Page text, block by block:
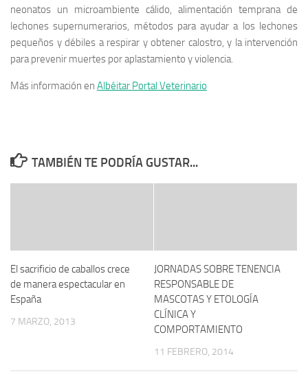
neonatos un microambiente cálido, alimentación temprana de
lechones supernumerarios, métodos para ayudar a los lechones
pequeños y débiles a respirar y obtener calostro, y la intervención
para prevenir muertes por aplastamiento y violencia.
Más información en Albéitar Portal Veterinario
TAMBIÉN TE PODRÍA GUSTAR...
El sacrificio de caballos crece
de manera espectacular en
España
7 MARZO, 2013
JORNADAS SOBRE TENENCIA
RESPONSABLE DE
MASCOTAS Y ETOLOGÍA
CLÍNICA Y
COMPORTAMIENTO
11 FEBRERO, 2014